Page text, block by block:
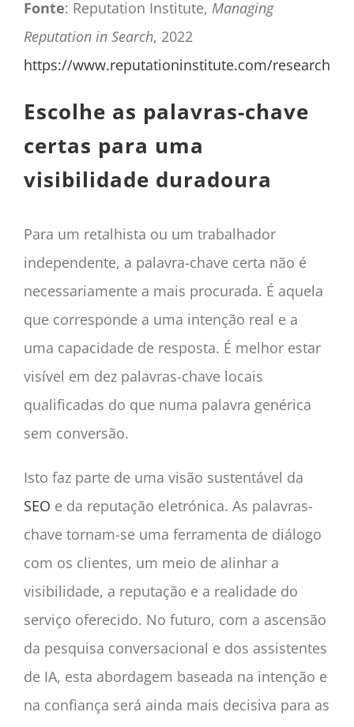
Fonte: Reputation Institute, Managing
Reputation in Search, 2022
https://www.reputationinstitute.com/research
Escolhe as palavras-chave
certas para uma
visibilidade duradoura
Para um retalhista ou um trabalhador
independente, a palavra-chave certa não é
necessariamente a mais procurada. É aquela
que corresponde a uma intenção real e a
uma capacidade de resposta. É melhor estar
visível em dez palavras-chave locais
qualificadas do que numa palavra genérica
sem conversão.
Isto faz parte de uma visão sustentável da
SEO e da reputação eletrónica. As palavras-
chave tornam-se uma ferramenta de diálogo
com os clientes, um meio de alinhar a
visibilidade, a reputação e a realidade do
serviço oferecido. No futuro, com a ascensão
da pesquisa conversacional e dos assistentes
de IA, esta abordagem baseada na intenção e
na confiança será ainda mais decisiva para as